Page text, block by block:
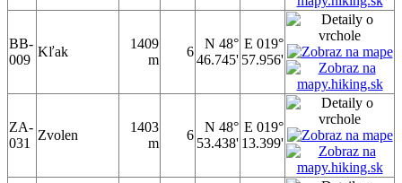
BB-
009
Kľak
1409
m
6
N 48°
46.745'
E 019°
57.956'
ZA-
031
Zvolen
1403
m
6
N 48°
53.438'
E 019°
13.399'